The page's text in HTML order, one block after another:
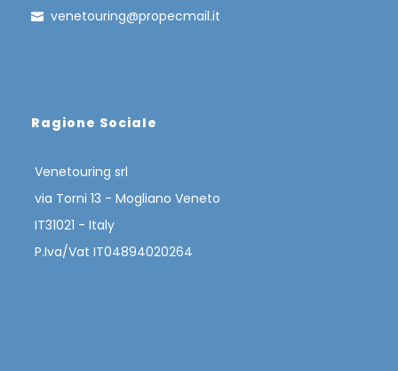
venetouring@propecmail.it
Ragione Sociale
Venetouring srl
via Torni 13 - Mogliano Veneto
IT31021 - Italy
P.Iva/Vat IT04894020264